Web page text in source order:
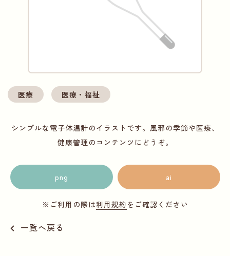
医療 医療・福祉
シンプルな電子体温計のイラストです。風邪の季節や医療、
健康管理のコンテンツにどうぞ。
png ai
※ご利用の際は利用規約をご確認ください
一覧へ戻る